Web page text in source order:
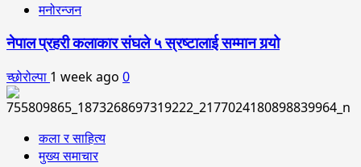
मनोरन्जन
नेपाल प्रहरी कलाकार संघले ५ स्रष्टालाई सम्मान गर्‍यो
च्छोरोल्पा 1 week ago 0
कला र साहित्य
मुख्य समाचार